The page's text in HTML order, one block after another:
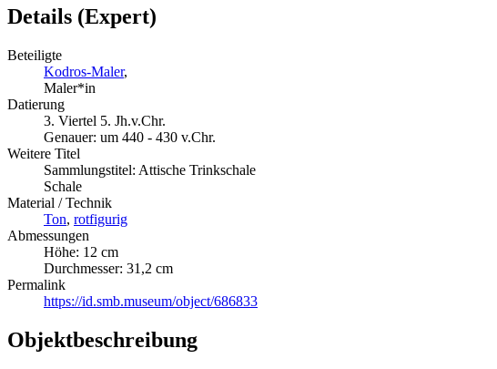
Details (Expert)
Beteiligte
Kodros-Maler,
Maler*in
Datierung
3. Viertel 5. Jh.v.Chr.
Genauer: um 440 - 430 v.Chr.
Weitere Titel
Sammlungstitel: Attische Trinkschale
Schale
Material / Technik
Ton, rotfigurig
Abmessungen
Höhe: 12 cm
Durchmesser: 31,2 cm
Permalink
https://id.smb.museum/object/686833
Objektbeschreibung